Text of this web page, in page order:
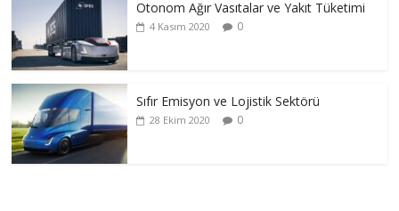
Otonom Ağır Vasıtalar ve Yakıt Tüketimi
4 Kasım 2020 0
Sıfır Emisyon ve Lojistik Sektörü
28 Ekim 2020 0